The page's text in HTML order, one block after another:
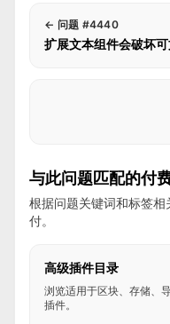
← 问题 #4440
扩展文本组件会破坏
与此问题匹配的付
根据问题关键词和标签
付。
高级插件目录
浏览适用于区块、存储、
插件。